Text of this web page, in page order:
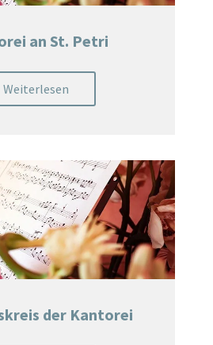
an St. Petri
Weiterlesen
der Kantorei